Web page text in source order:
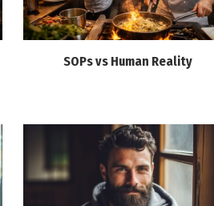
SOPs vs Human Reality